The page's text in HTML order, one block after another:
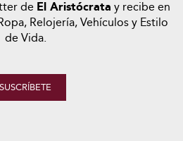
de El Aristócrata y recibe en
Relojería, Vehículos y Estilo
de Vida.
SUSCRÍBETE